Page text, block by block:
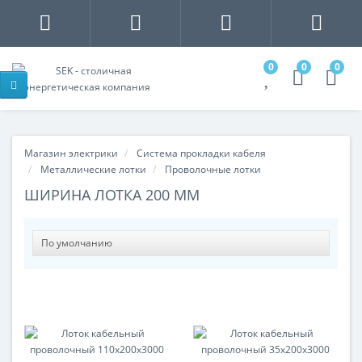
0 0 0
Магазин электрики
Система прокладки кабеля
Металлические лотки
Проволочные лотки
ШИРИНА ЛОТКА 200 ММ